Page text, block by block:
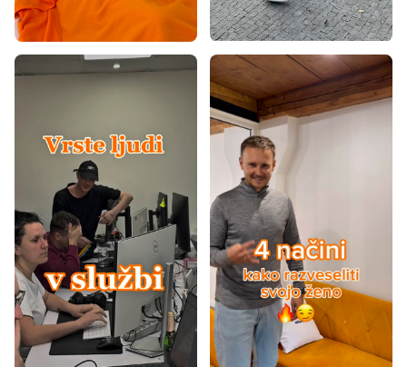
Vijolične preproge
Oranžne preproge
Preproge 60x100
Preproge 60x120
Preproge 80x150
Preproge 80x200
Preproge 80x300
Preproge 90x200
Preproge 100x200
Preproge 120x160
Preproge 120x170
Preproge 120x180
Preproge 120x200
Preproge 140x190